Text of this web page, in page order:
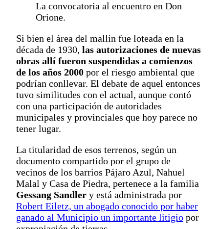
La convocatoria al encuentro en Don
Orione.
Si bien el área del mallín fue loteada en la
década de 1930, las autorizaciones de nuevas
obras allí fueron suspendidas a comienzos
de los años 2000 por el riesgo ambiental que
podrían conllevar. El debate de aquel entonces
tuvo similitudes con el actual, aunque contó
con una participación de autoridades
municipales y provinciales que hoy parece no
tener lugar.
La titularidad de esos terrenos, según un
documento compartido por el grupo de
vecinos de los barrios Pájaro Azul, Nahuel
Malal y Casa de Piedra, pertenece a la familia
Gessang Sandler y está administrada por
Robert Eiletz, un abogado conocido por haber
ganado al Municipio un importante litigio por